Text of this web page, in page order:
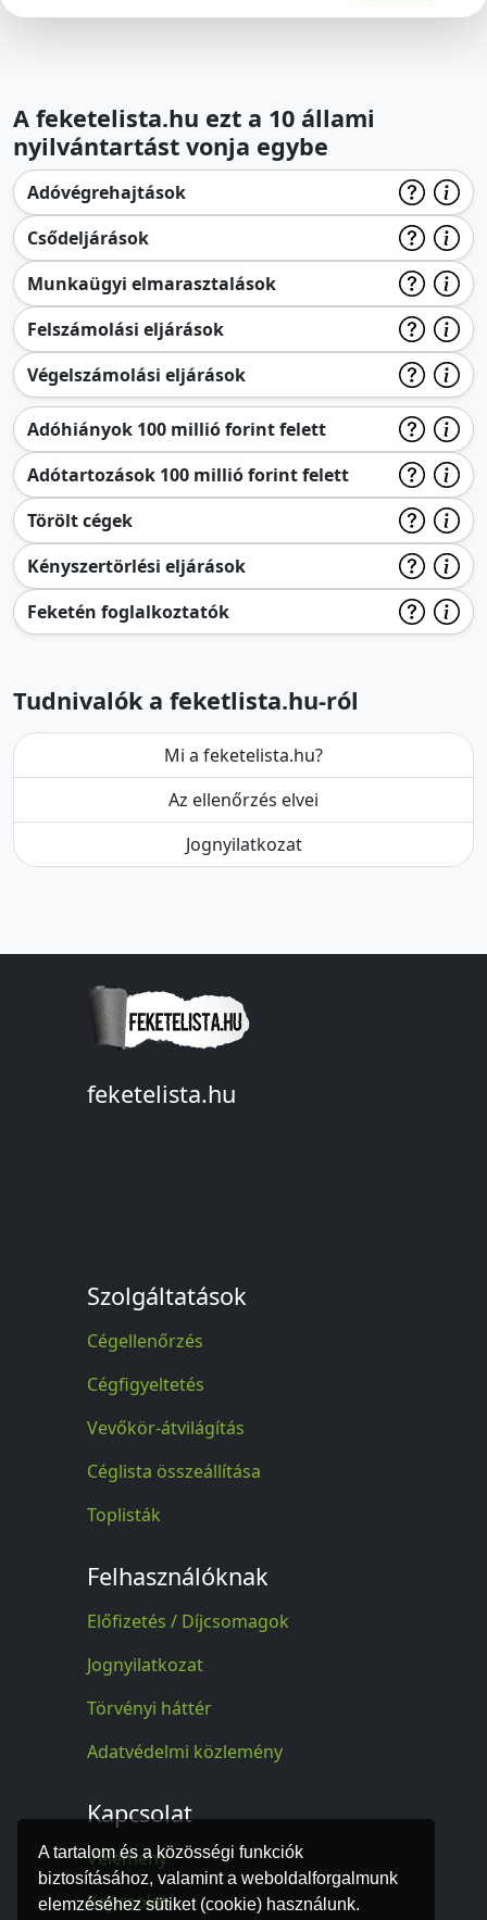
A tartalom és a közösségi funkciók
biztosításához, valamint a weboldalforgalmunk
elemzéséhez sütiket (cookie) használunk.
A feketelista.hu ezt a 10 állami
nyilvántartást vonja egybe
Adóvégrehajtások
Csődeljárások
Munkaügyi elmarasztalások
Felszámolási eljárások
Végelszámolási eljárások
Adóhiányok 100 millió forint felett
Adótartozások 100 millió forint felett
Törölt cégek
Kényszertörlési eljárások
Feketén foglalkoztatók
Tudnivalók a feketlista.hu-ról
Mi a feketelista.hu?
Az ellenőrzés elvei
Jognyilatkozat
feketelista.hu
Szolgáltatások
Cégellenőrzés
Cégfigyeltetés
Vevőkör-átvilágítás
Céglista összeállítása
Toplisták
Felhasználóknak
Előfizetés / Díjcsomagok
Jognyilatkozat
Törvényi háttér
Adatvédelmi közlemény
Kapcsolat
Vélemény
Kapcsolat